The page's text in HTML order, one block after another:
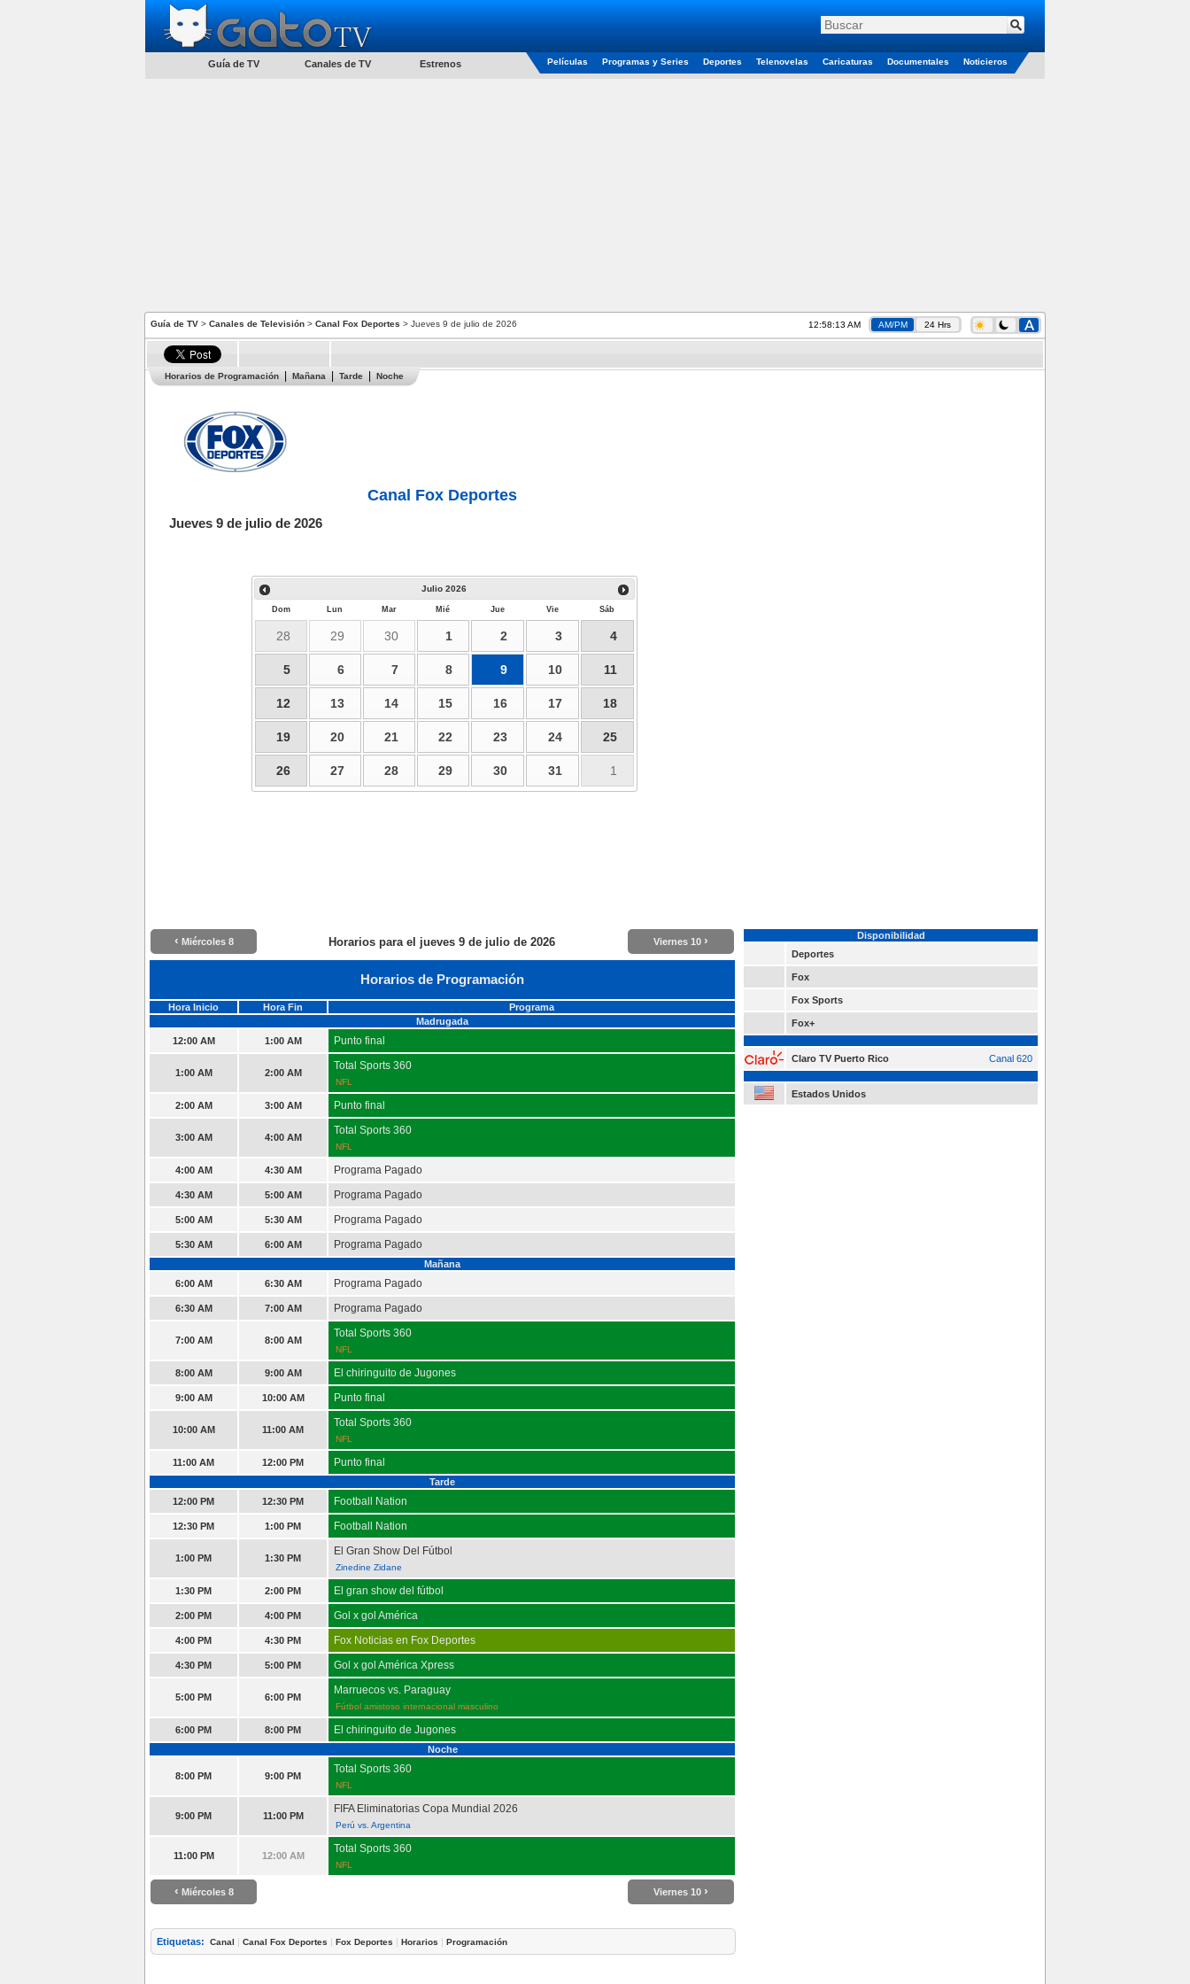
Guía de TV Canales de TV Estrenos Películas Programas y Series Deportes Telenovelas Caricaturas Documentales Noticieros
Guía de TV > Canales de Televisión > Canal Fox Deportes > Jueves 9 de julio de 2026 12:58:14 AM AM/PM 24 Hrs
Horarios de Programación Mañana Tarde Noche
Canal Fox Deportes
Jueves 9 de julio de 2026
Julio 2026
Dom Lun Mar Mié Jue Vie Sáb
28 29 30 1 2 3 4
5 6 7 8 9 10 11
12 13 14 15 16 17 18
19 20 21 22 23 24 25
26 27 28 29 30 31 1
‹ Miércoles 8 Horarios para el jueves 9 de julio de 2026 Viernes 10 ›
Horarios de Programación
Hora Inicio Hora Fin
Programa
Madrugada
12:00 AM
1:00 AM Punto final
1:00 AM 2:00 AM
Total Sports 360
NFL
2:00 AM 3:00 AM Punto final
3:00 AM 4:00 AM
Total Sports 360
NFL
4:00 AM 4:30 AM Programa Pagado
4:30 AM 5:00 AM Programa Pagado
5:00 AM 5:30 AM Programa Pagado
5:30 AM 6:00 AM Programa Pagado
Mañana
6:00 AM
6:30 AM Programa Pagado
6:30 AM 7:00 AM Programa Pagado
7:00 AM 8:00 AM
Total Sports 360
NFL
8:00 AM 9:00 AM El chiringuito de Jugones
9:00 AM 10:00 AM Punto final
10:00 AM 11:00 AM
Total Sports 360
NFL
11:00 AM 12:00 PM Punto final
Tarde
12:00 PM
12:30 PM Football Nation
12:30 PM 1:00 PM Football Nation
1:00 PM 1:30 PM
El Gran Show Del Fútbol
Zinedine Zidane
1:30 PM 2:00 PM El gran show del fútbol
2:00 PM 4:00 PM Gol x gol América
4:00 PM 4:30 PM Fox Noticias en Fox Deportes
4:30 PM 5:00 PM Gol x gol América Xpress
5:00 PM 6:00 PM
Marruecos vs. Paraguay
Fútbol amistoso internacional masculino
6:00 PM 8:00 PM El chiringuito de Jugones
Noche
8:00 PM 9:00 PM
Total Sports 360
NFL
9:00 PM 11:00 PM
FIFA Eliminatorias Copa Mundial 2026
Perú vs. Argentina
11:00 PM 12:00 AM
Total Sports 360
NFL
‹ Miércoles 8 Viernes 10 ›
Etiquetas: Canal | Canal Fox Deportes | Fox Deportes | Horarios | Programación
Disponibilidad
Deportes
Fox
Fox Sports
Fox+
Claro TV Puerto Rico Canal 620
Estados Unidos